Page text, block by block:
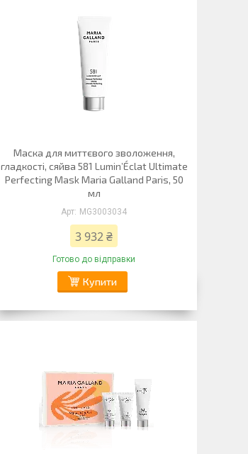
Маска для миттєвого зволоження,
гладкості, сяйва 581 Lumin’Éclat Ultimate
Perfecting Mask Maria Galland Paris, 50
мл
MG3003034
3 932 ₴
Готово до відправки
Купити